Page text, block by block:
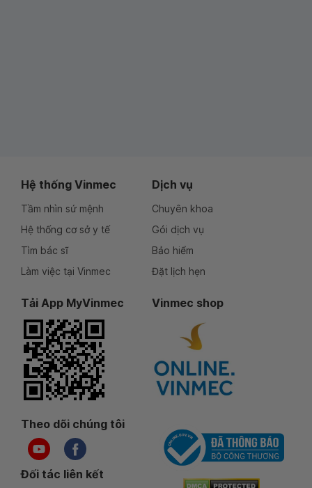
Hệ thống Vinmec
Tầm nhìn sứ mệnh
Hệ thống cơ sở y tế
Tìm bác sĩ
Làm việc tại Vinmec
Dịch vụ
Chuyên khoa
Gói dịch vụ
Bảo hiểm
Đặt lịch hẹn
Tải App MyVinmec Vinmec shop
Theo dõi chúng tôi
Đối tác liên kết